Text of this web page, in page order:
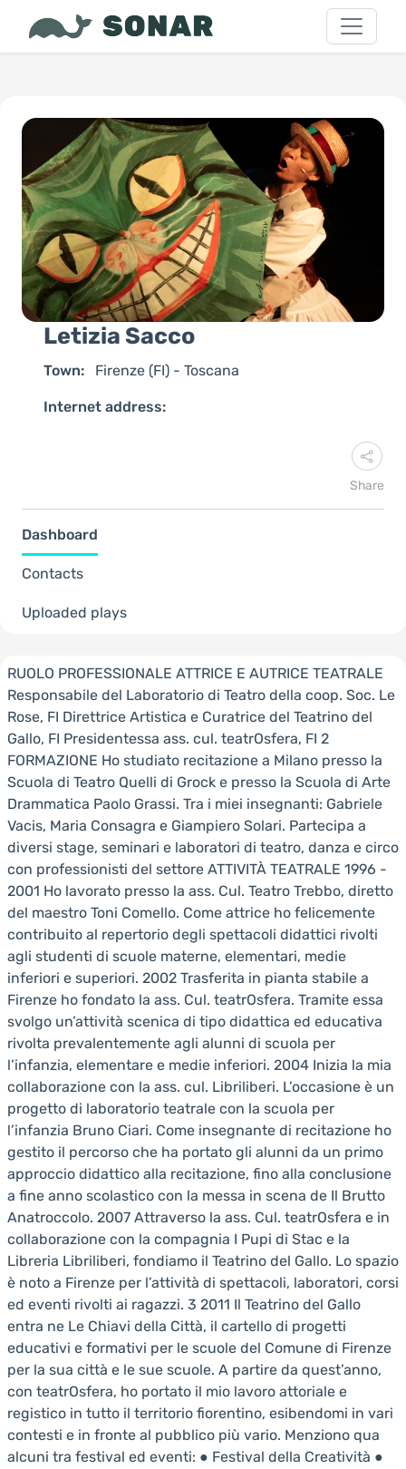
Letizia Sacco
Town: Firenze (FI) - Toscana
Internet address:
Share
Dashboard
Contacts
Uploaded plays
RUOLO PROFESSIONALE ATTRICE E AUTRICE TEATRALE
Responsabile del Laboratorio di Teatro della coop. Soc. Le
Rose, FI Direttrice Artistica e Curatrice del Teatrino del
Gallo, FI Presidentessa ass. cul. teatrOsfera, FI 2
FORMAZIONE Ho studiato recitazione a Milano presso la
Scuola di Teatro Quelli di Grock e presso la Scuola di Arte
Drammatica Paolo Grassi. Tra i miei insegnanti: Gabriele
Vacis, Maria Consagra e Giampiero Solari. Partecipa a
diversi stage, seminari e laboratori di teatro, danza e circo
con professionisti del settore ATTIVITÀ TEATRALE 1996 -
2001 Ho lavorato presso la ass. Cul. Teatro Trebbo, diretto
del maestro Toni Comello. Come attrice ho felicemente
contribuito al repertorio degli spettacoli didattici rivolti
agli studenti di scuole materne, elementari, medie
inferiori e superiori. 2002 Trasferita in pianta stabile a
Firenze ho fondato la ass. Cul. teatrOsfera. Tramite essa
svolgo un’attività scenica di tipo didattica ed educativa
rivolta prevalentemente agli alunni di scuola per
l’infanzia, elementare e medie inferiori. 2004 Inizia la mia
collaborazione con la ass. cul. Libriliberi. L’occasione è un
progetto di laboratorio teatrale con la scuola per
l’infanzia Bruno Ciari. Come insegnante di recitazione ho
gestito il percorso che ha portato gli alunni da un primo
approccio didattico alla recitazione, fino alla conclusione
a fine anno scolastico con la messa in scena de Il Brutto
Anatroccolo. 2007 Attraverso la ass. Cul. teatrOsfera e in
collaborazione con la compagnia I Pupi di Stac e la
Libreria Libriliberi, fondiamo il Teatrino del Gallo. Lo spazio
è noto a Firenze per l’attività di spettacoli, laboratori, corsi
ed eventi rivolti ai ragazzi. 3 2011 Il Teatrino del Gallo
entra ne Le Chiavi della Città, il cartello di progetti
educativi e formativi per le scuole del Comune di Firenze
per la sua città e le sue scuole. A partire da quest’anno,
con teatrOsfera, ho portato il mio lavoro attoriale e
registico in tutto il territorio fiorentino, esibendomi in vari
contesti e in fronte al pubblico più vario. Menziono qua
alcuni tra festival ed eventi: ● Festival della Creatività ●